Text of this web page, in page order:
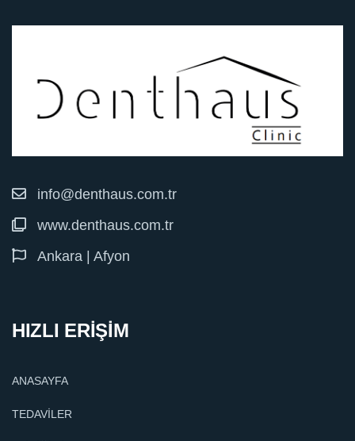
info@denthaus.com.tr
www.denthaus.com.tr
Ankara | Afyon
HIZLI ERİŞİM
ANASAYFA
TEDAVİLER